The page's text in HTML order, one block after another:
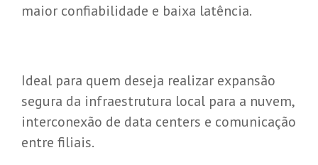
maior confiabilidade e baixa latência.
Ideal para quem deseja realizar expansão
segura da infraestrutura local para a nuvem,
interconexão de data centers e comunicação
entre filiais.